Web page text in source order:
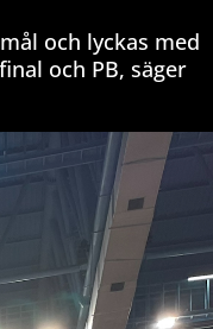
och lyckas med
och PB, säger